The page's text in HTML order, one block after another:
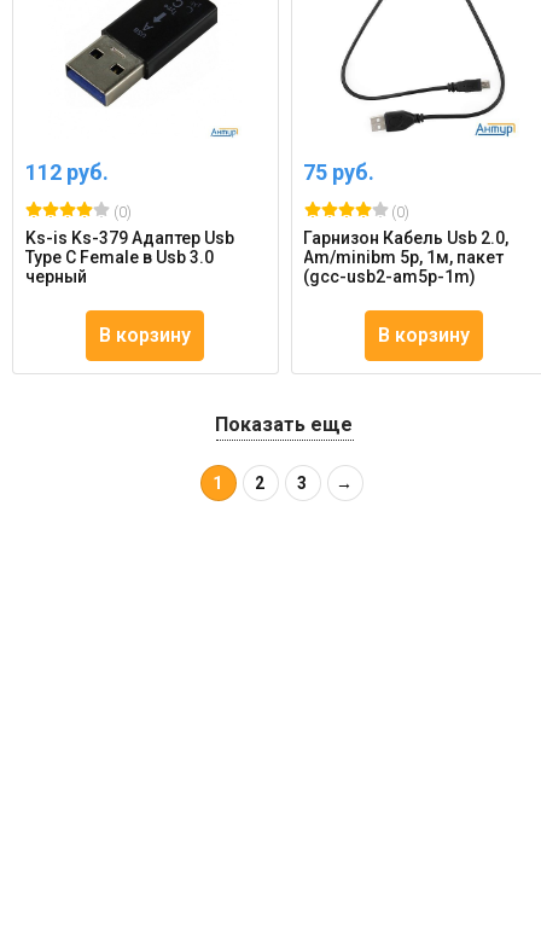
112 руб.
(0)
Ks-is Ks-379 Адаптер Usb
Type C Female в Usb 3.0
черный
В корзину
75 руб.
(0)
Гарнизон Кабель Usb 2.0,
Am/minibm 5p, 1м, пакет
(gcc-usb2-am5p-1m)
В корзину
Показать еще
1 2 3 →